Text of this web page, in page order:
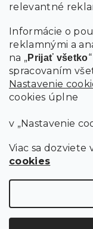
relevantné
Informácie o
reklamnými a
na „Prijať všetko
spracovaním
Nastavenie
cookies úplne
v „Nastavenie
Viac sa dozviete
cookies